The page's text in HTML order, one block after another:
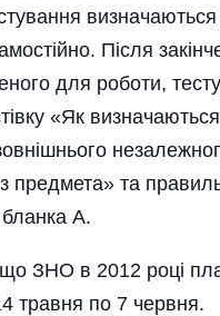
визначаються
Після
для роботи,
«Як визначаються
предмета» та
бланка А.
ЗНО в 2012 році
травня по 7 червня.